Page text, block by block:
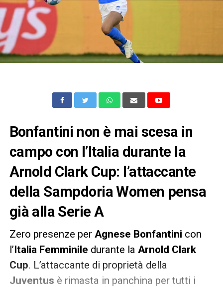
Bonfantini non è mai scesa in
campo con l’Italia durante la
Arnold Clark Cup: l’attaccante
della Sampdoria Women pensa
già alla Serie A
Zero presenze per Agnese Bonfantini con
l’Italia Femminile durante la Arnold Clark
Cup. L’attaccante di proprietà della
Juventus è rimasta in panchina per tutti i